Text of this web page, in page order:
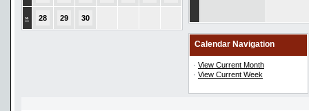
» 28 29 30
Calendar Navigation
· View Current Month
· View Current Week